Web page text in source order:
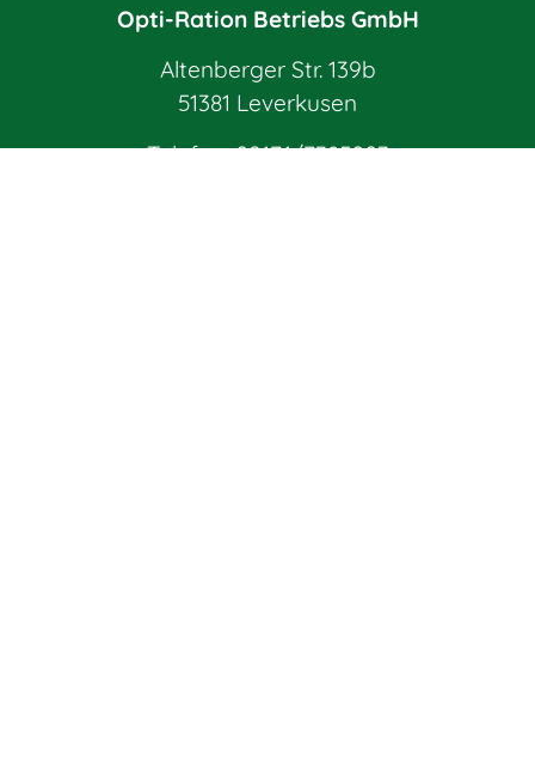
Opti-Ration Betriebs GmbH
Altenberger Str. 139b
51381 Leverkusen
Telefon:02171/7385003